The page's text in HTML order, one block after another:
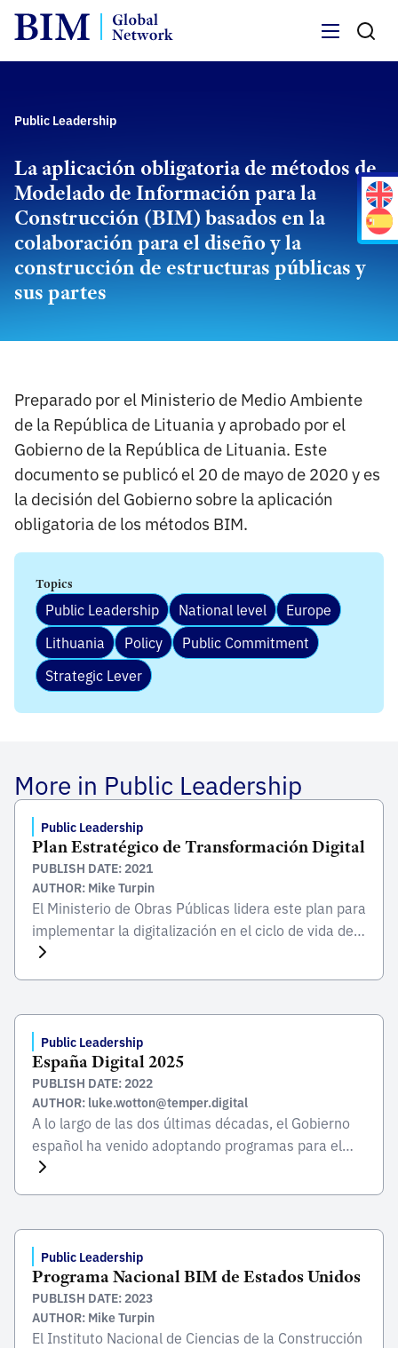
Public Leadership
La aplicación obligatoria de métodos de
Modelado de Información para la
Construcción (BIM) basados en la
colaboración para el diseño y la
construcción de estructuras públicas y
sus partes
Preparado por el Ministerio de Medio Ambiente
de la República de Lituania y aprobado por el
Gobierno de la República de Lituania. Este
documento se publicó el 20 de mayo de 2020 y es
la decisión del Gobierno sobre la aplicación
obligatoria de los métodos BIM.
Topics
Public Leadership National level
Europe
Lithuania
Policy
Public Commitment
Strategic Lever
More in Public Leadership
Public Leadership
Plan Estratégico de Transformación Digital
PUBLISH DATE: 2021
AUTHOR: Mike Turpin
El Ministerio de Obras Públicas lidera este plan para
implementar la digitalización en el ciclo de vida de
los proyectos del sector público en aras de una
incorporar nuevas herramientas tecnológicas e
innovadoras dentro de las acciones e iniciativas de
gobierno […]
Public Leadership
España Digital 2025
PUBLISH DATE: 2022
AUTHOR: luke.wotton@temper.digital
A lo largo de las dos últimas décadas, el Gobierno
español ha venido adoptando programas para el
progreso digital, alineados con las agendas digitales
infraestructuras. El objetivo es desarrollar un
ecosistema empresarial y tecnológico en un ámbito
clave para la […]
Public Leadership
Programa Nacional BIM de Estados Unidos
PUBLISH DATE: 2023
AUTHOR: Mike Turpin
El Instituto Nacional de Ciencias de la Construcción